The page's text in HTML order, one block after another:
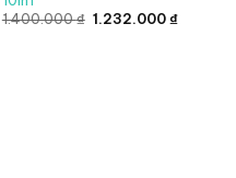
1.400.000₫ Giá
1.232.000₫Giá